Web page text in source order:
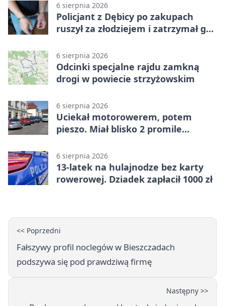
6 sierpnia 2026
Policjant z Dębicy po zakupach
ruszył za złodziejem i zatrzymał go
6 sierpnia 2026
Odcinki specjalne rajdu zamkną
drogi w powiecie strzyżowskim
6 sierpnia 2026
Uciekał motorowerem, potem
pieszo. Miał blisko 2 promile
6 sierpnia 2026
13-latek na hulajnodze bez karty
rowerowej. Dziadek zapłacił 1000 zł
<< Poprzedni
Fałszywy profil noclegów w Bieszczadach
podszywa się pod prawdziwą firmę
Następny >>